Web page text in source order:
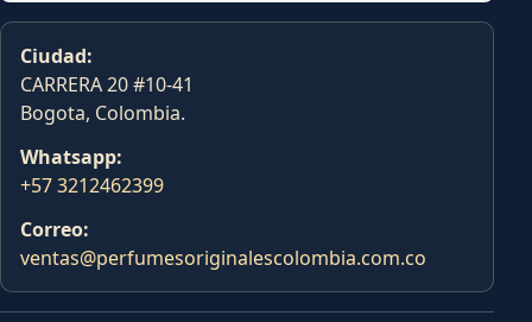
Ciudad:
CARRERA 20 #10-41
Bogota, Colombia.
Whatsapp:
+57 3212462399
Correo:
ventas@perfumesoriginalescolombia.com.co